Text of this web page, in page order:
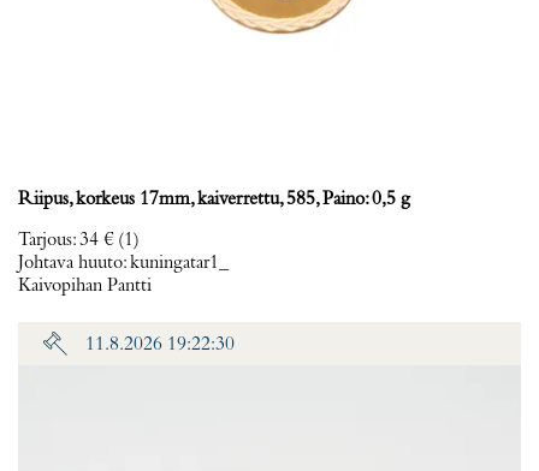
Riipus, korkeus 17mm, kaiverrettu, 585, Paino: 0,5 g
Tarjous:34 € (1)
Johtava huuto:kuningatar1_
Kaivopihan Pantti
11.8.2026 19:22:30